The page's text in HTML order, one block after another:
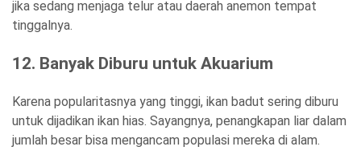
jika sedang menjaga telur atau daerah anemon tempat
tinggalnya.
12. Banyak Diburu untuk Akuarium
Karena popularitasnya yang tinggi, ikan badut sering diburu
untuk dijadikan ikan hias. Sayangnya, penangkapan liar dalam
jumlah besar bisa mengancam populasi mereka di alam.